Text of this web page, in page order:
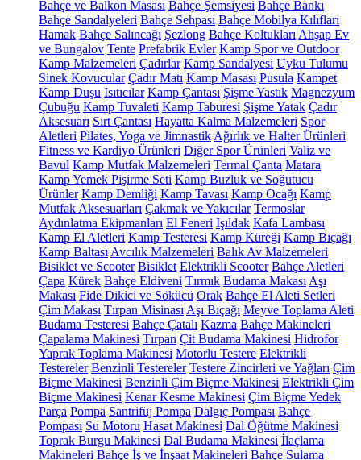
Bahçe ve Balkon Masası Bahçe Şemsiyesi Bahçe Bankı
Bahçe Sandalyeleri Bahçe Sehpası Bahçe Mobilya Kılıfları
Hamak Bahçe Salıncağı Şezlong Bahçe Koltukları Ahşap Ev
ve Bungalov Tente Prefabrik Evler Kamp Spor ve Outdoor
Kamp Malzemeleri Çadırlar Kamp Sandalyesi Uyku Tulumu
Sinek Kovucular Çadır Matı Kamp Masası Pusula Kampet
Kamp Duşu Isıtıcılar Kamp Çantası Şişme Yastık Magnezyum
Çubuğu Kamp Tuvaleti Kamp Taburesi Şişme Yatak Çadır
Aksesuarı Sırt Çantası Hayatta Kalma Malzemeleri Spor
Aletleri Pilates, Yoga ve Jimnastik Ağırlık ve Halter Ürünleri
Fitness ve Kardiyo Ürünleri Diğer Spor Ürünleri Valiz ve
Bavul Kamp Mutfak Malzemeleri Termal Çanta Matara
Kamp Yemek Pişirme Seti Kamp Buzluk ve Soğutucu
Ürünler Kamp Demliği Kamp Tavası Kamp Ocağı Kamp
Mutfak Aksesuarları Çakmak ve Yakıcılar Termoslar
Aydınlatma Ekipmanları El Feneri Işıldak Kafa Lambası
Kamp El Aletleri Kamp Testeresi Kamp Küreği Kamp Bıçağı
Kamp Baltası Avcılık Malzemeleri Balık Av Malzemeleri
Bisiklet ve Scooter Bisiklet Elektrikli Scooter Bahçe Aletleri
Çapa Kürek Bahçe Eldiveni Tırmık Budama Makası Aşı
Makası Fide Dikici ve Sökücü Orak Bahçe El Aleti Setleri
Çim Makası Tırpan Misinası Aşı Bıçağı Meyve Toplama Aleti
Budama Testeresi Bahçe Çatalı Kazma Bahçe Makineleri
Çapalama Makinesi Tırpan Çit Budama Makinesi Hidrofor
Yaprak Toplama Makinesi Motorlu Testere Elektrikli
Testereler Benzinli Testereler Testere Zincirleri ve Yağları Çim
Biçme Makinesi Benzinli Çim Biçme Makinesi Elektrikli Çim
Biçme Makinesi Kenar Kesme Makinesi Çim Biçme Yedek
Parça Pompa Santrifüj Pompa Dalgıç Pompası Bahçe
Pompası Su Motoru Hasat Makinesi Dal Öğütme Makinesi
Toprak Burgu Makinesi Dal Budama Makinesi İlaçlama
Makineleri Bahçe İş ve İnşaat Makineleri Bahçe Sulama